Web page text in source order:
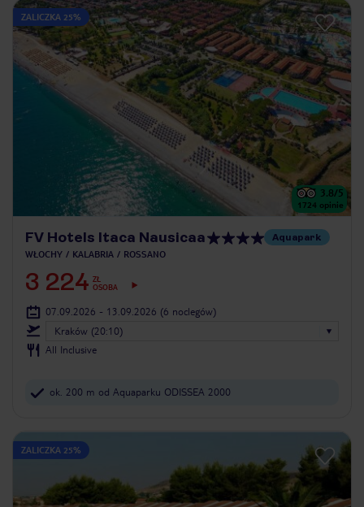
ZALICZKA 25%
3.8/5
1724 opinie
FV Hotels Itaca Nausicaa Aquapark
WŁOCHY KALABRIA ROSSANO
3 224 ZŁ
OSOBA
07.09.2026 - 13.09.2026 (6 noclegów)
Kraków (20:10)
All Inclusive
ok. 200 m od Aquaparku ODISSEA 2000
ZALICZKA 25%